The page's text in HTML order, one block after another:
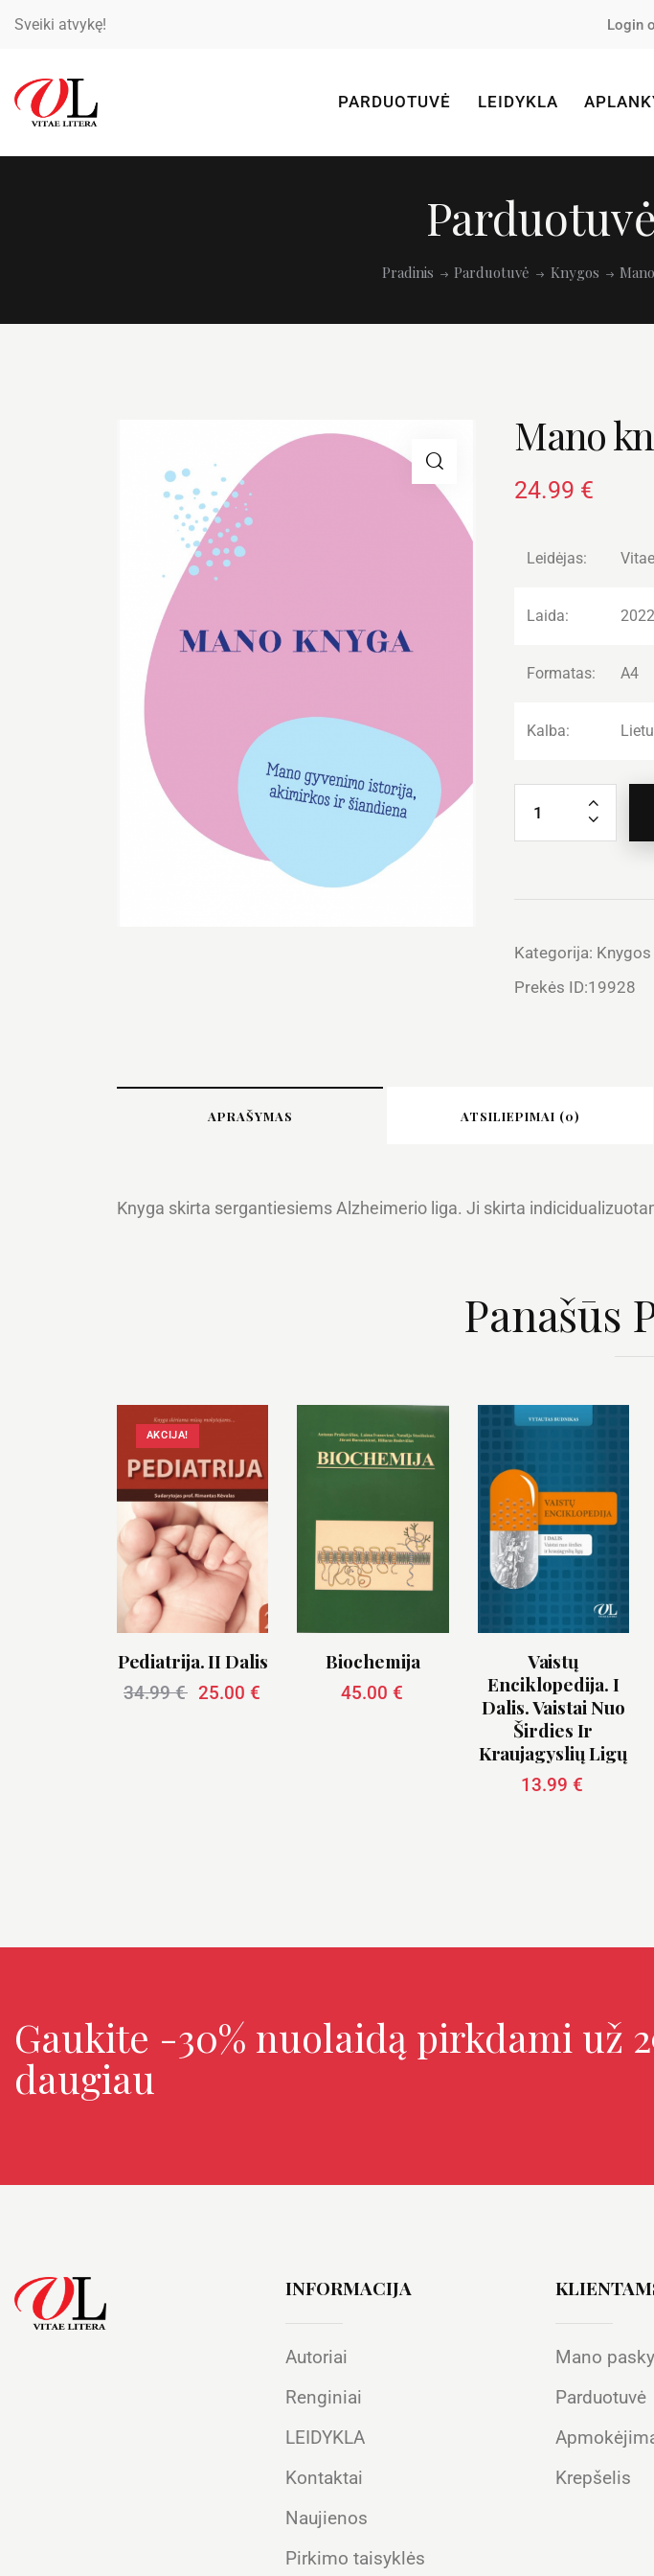
Sveiki atvykę! Login
PARDUOTUVĖ LEIDYKLA
Parduotuvė
Pradinis Parduotuvė Knygos
Mano
24.99 €
Leidėjas:
Laida: 2022
Formatas: A4
Kalba:
Kategorija: Knygos
Prekės ID:19928
APRAŠYMAS ATSILIEPIMAI (0)
Knyga skirta sergantiesiems Alzheimerio liga. Ji skirta
Panašūs
AKCIJA!
Pediatrija. II Dalis
34.99€ 25.00 €
Biochemija
45.00 €
Vaistų
Enciklopedija. I
Dalis. Vaistai Nuo
Širdies Ir
Kraujagyslių Ligų
13.99€
Gaukite -30% nuolaidą pirkdami už
daugiau
INFORMACIJA
Autoriai
Renginiai
LEIDYKLA
Kontaktai
Naujienos
Pirkimo taisyklės
Mano
Parduotuvė
Krepšelis